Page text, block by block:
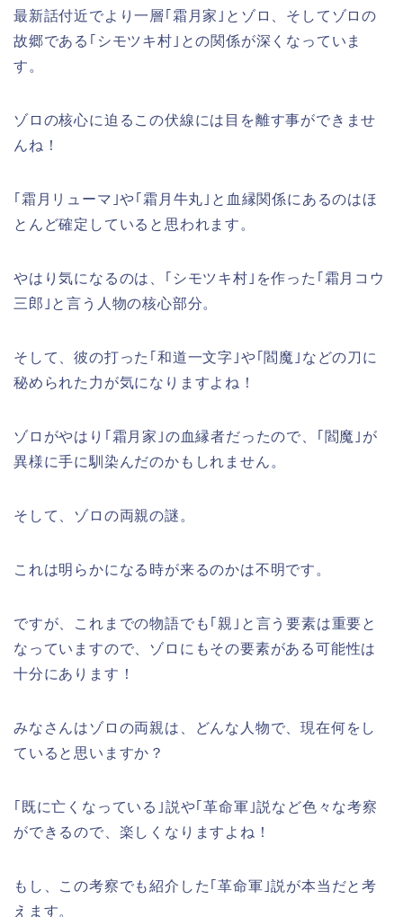
最新話付近でより一層｢霜月家｣とゾロ、そしてゾロの
故郷である｢シモツキ村｣との関係が深くなっていま
す。
ゾロの核心に迫るこの伏線には目を離す事ができませ
んね！
｢霜月リューマ｣や｢霜月牛丸｣と血縁関係にあるのはほ
とんど確定していると思われます。
やはり気になるのは、｢シモツキ村｣を作った｢霜月コウ
三郎｣と言う人物の核心部分。
そして、彼の打った｢和道一文字｣や｢閻魔｣などの刀に
秘められた力が気になりますよね！
ゾロがやはり｢霜月家｣の血縁者だったので、｢閻魔｣が
異様に手に馴染んだのかもしれません。
そして、ゾロの両親の謎。
これは明らかになる時が来るのかは不明です。
ですが、これまでの物語でも｢親｣と言う要素は重要と
なっていますので、ゾロにもその要素がある可能性は
十分にあります！
みなさんはゾロの両親は、どんな人物で、現在何をし
ていると思いますか？
｢既に亡くなっている｣説や｢革命軍｣説など色々な考察
ができるので、楽しくなりますよね！
もし、この考察でも紹介した｢革命軍｣説が本当だと考
えます。